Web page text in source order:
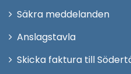
fönster
Säkra meddelanden
Anslagstavla
Skicka faktura till